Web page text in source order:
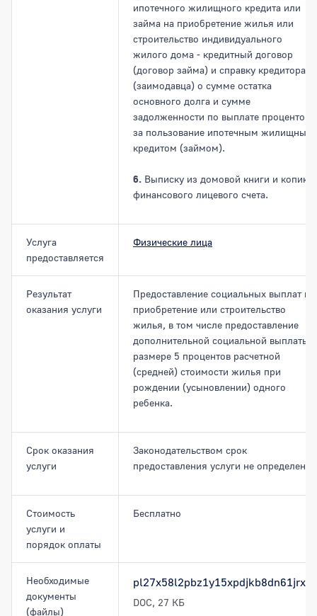
ипотечного жилищного кредита или
займа на приобретение жилья или
строительство индивидуального
жилого дома - кредитный договор
(договор займа) и справку кредитора
(заимодавца) о сумме остатка
основного долга и сумме
задолженности по выплате процентов
за пользование ипотечным жилищным
кредитом (займом).
6. Выписку из домовой книги и копию
финансового лицевого счета.
Услуга
предоставляется
Физические лица
Результат
оказания услуги
Предоставление социальных выплат на
приобретение или строительство
жилья, в том числе предоставление
дополнительной социальной выплаты в
размере 5 процентов расчетной
(средней) стоимости жилья при
рождении (усыновлении) одного
ребенка.
Cрок оказания
услуги
Законодательством срок
предоставления услуги не определен.
Стоимость
услуги и
порядок оплаты
Бесплатно
Необходимые
документы
(файлы)
pl27x58l2pbz1y15xpdjkb8dn61jrxny
DOC, 27 КБ